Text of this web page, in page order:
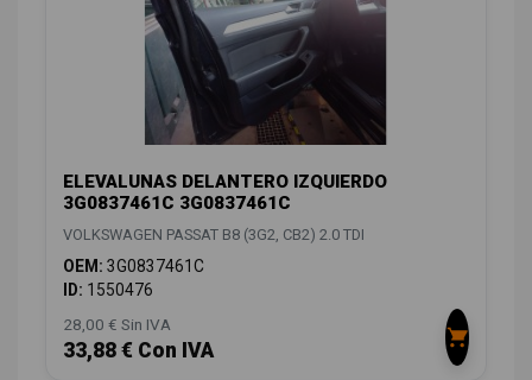
ELEVALUNAS DELANTERO IZQUIERDO
3G0837461C 3G0837461C
VOLKSWAGEN PASSAT B8 (3G2, CB2) 2.0 TDI
OEM: 3G0837461C
ID: 1550476
28,00 € Sin IVA
33,88 € Con IVA